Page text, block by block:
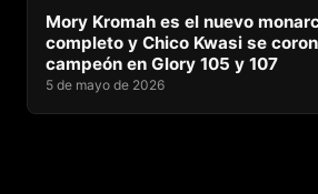
Mory Kromah es el nuevo
completo y Chico Kwasi se
campeón en Glory 105 y 107
5 de mayo de 2026